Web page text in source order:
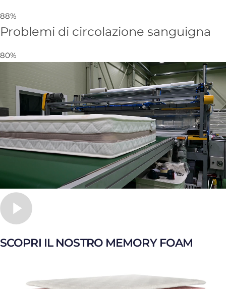
88%
Problemi di circolazione sanguigna
80%
SCOPRI IL NOSTRO MEMORY FOAM